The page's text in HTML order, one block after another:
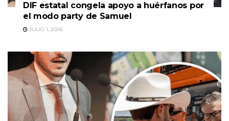
DIF estatal congela apoyo a huérfanos por
el modo party de Samuel
JULIO 1, 2026